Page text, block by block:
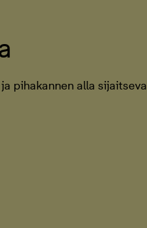
pihakannen alla sijaitseva